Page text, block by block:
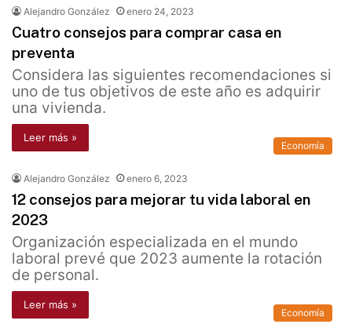
Alejandro González enero 24, 2023
Cuatro consejos para comprar casa en
preventa
Considera las siguientes recomendaciones si
uno de tus objetivos de este año es adquirir
una vivienda.
Leer más »
Economía
Alejandro González enero 6, 2023
12 consejos para mejorar tu vida laboral en
2023
Organización especializada en el mundo
laboral prevé que 2023 aumente la rotación
de personal.
Leer más »
Economía